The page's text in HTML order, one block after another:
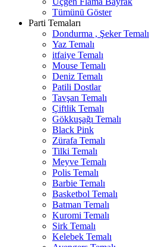
Tümünü Göster
Parti Temaları
Dondurma , Şeker Temalı
Yaz Temalı
itfaiye Temalı
Mouse Temalı
Deniz Temalı
Patili Dostlar
Tavşan Temalı
Çiftlik Temalı
Gökkuşağı Temalı
Black Pink
Zürafa Temalı
Tilki Temalı
Meyve Temalı
Polis Temalı
Barbie Temalı
Basketbol Temalı
Batman Temalı
Kuromi Temalı
Sirk Temalı
Kelebek Temalı